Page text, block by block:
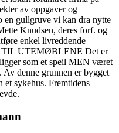
av oppgaver og
en gullgruve vi kan dra nytte
Knudsen, deres forf. og
enkel livreddende
TIL UTEMØBLENE Det er
som et speil MEN været
denne grunnen er bygget
et sykehus. Fremtidens